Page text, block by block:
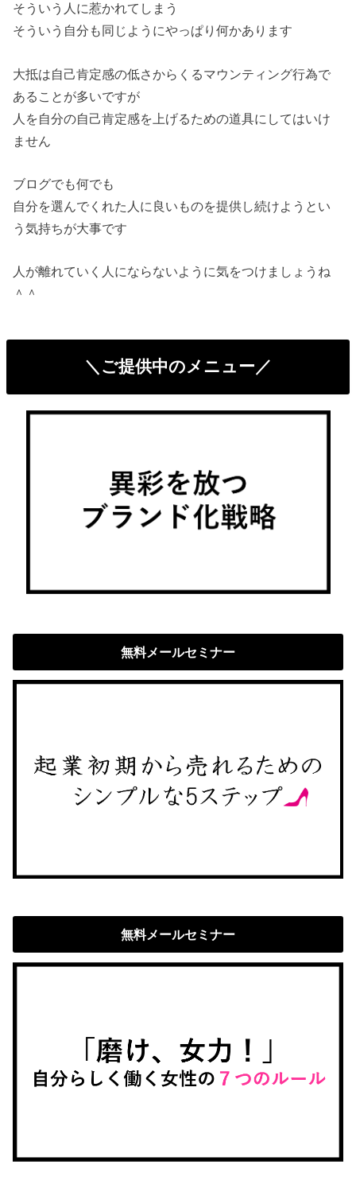
そういう人に惹かれてしまう
そういう自分も同じようにやっぱり何かあります
大抵は自己肯定感の低さからくるマウンティング行為で
あることが多いですが
人を自分の自己肯定感を上げるための道具にしてはいけ
ません
ブログでも何でも
自分を選んでくれた人に良いものを提供し続けようとい
う気持ちが大事です
人が離れていく人にならないように気をつけましょうね
＾＾
＼ご提供中のメニュー／
無料メールセミナー
無料メールセミナー